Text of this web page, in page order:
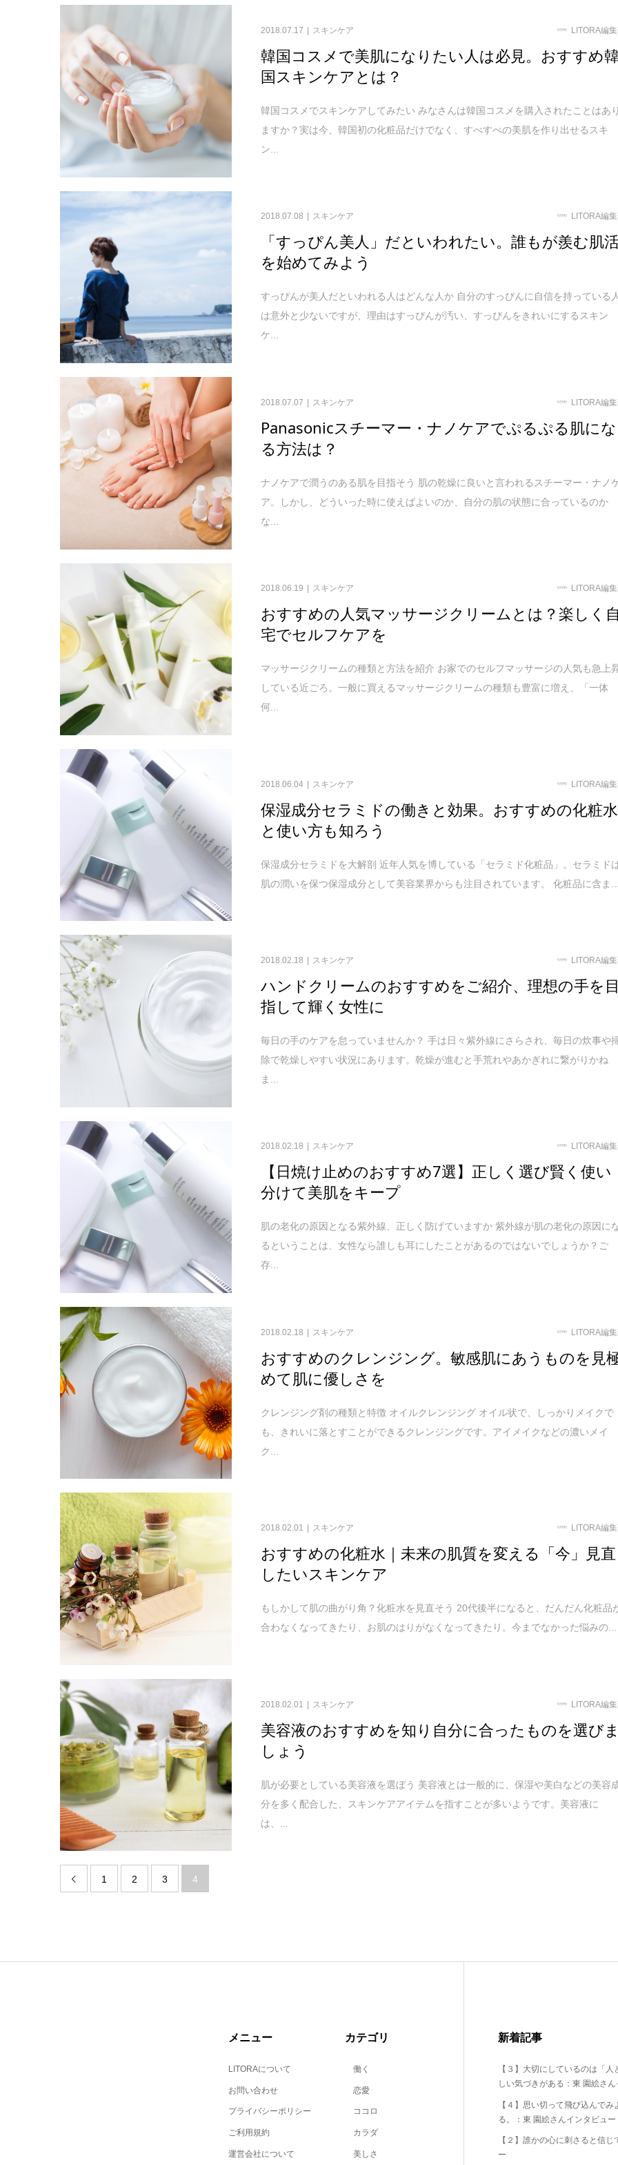
2018.07.17 スキンケア LITORA編
韓国コスメで美肌になりたい人は必見。おすすめ韓
国スキンケアとは？
韓国コスメでスキンケアしてみたい みなさんは韓国コスメを購入されたことはあり
ますか？実は今、韓国初の化粧品だけでなく、すべすべの美肌を作り出せるスキ
ン...
2018.07.08 スキンケア LITORA編
「すっぴん美人」だといわれたい。誰もが羨む肌
を始めてみよう
すっぴんが美人だといわれる人はどんな人か 自分のすっぴんに自信を持っている
は意外と少ないですが、理由はすっぴんが汚い、すっぴんをきれいにするスキン
ケ...
2018.07.07 スキンケア LITORA編
Panasonicスチーマー・ナノケアでぷるぷる肌にな
る方法は？
ナノケアで潤うのある肌を目指そう 肌の乾燥に良いと言われるスチーマー・ナノ
ア。しかし、どういった時に使えばよいのか、自分の肌の状態に合っているのか
な...
2018.06.19 スキンケア LITORA編
おすすめの人気マッサージクリームとは？楽しく自
宅でセルフケアを
マッサージクリームの種類と方法を紹介 お家でのセルフマッサージの人気も急上
している近ごろ。一般に買えるマッサージクリームの種類も豊富に増え、「一体
何...
2018.06.04 スキンケア LITORA編
保湿成分セラミドの働きと効果。おすすめの化粧水
と使い方も知ろう
保湿成分セラミドを大解剖 近年人気を博している「セラミド化粧品」。セラミド
肌の潤いを保つ保湿成分として美容業界からも注目されています。 化粧品に含ま...
2018.02.18 スキンケア LITORA編
ハンドクリームのおすすめをご紹介、理想の手を目
指して輝く女性に
毎日の手のケアを怠っていませんか？ 手は日々紫外線にさらされ、毎日の炊事や
除で乾燥しやすい状況にあります。乾燥が進むと手荒れやあかぎれに繋がりかね
ま...
2018.02.18 スキンケア LITORA編
【日焼け止めのおすすめ7選】正しく選び賢く使い
分けて美肌をキープ
肌の老化の原因となる紫外線、正しく防げていますか 紫外線が肌の老化の原因に
るということは、女性なら誰しも耳にしたことがあるのではないでしょうか？ご
存...
2018.02.18 スキンケア LITORA編
おすすめのクレンジング。敏感肌にあうものを見
めて肌に優しさを
クレンジング剤の種類と特徴 オイルクレンジング オイル状で、しっかりメイクで
も、きれいに落とすことができるクレンジングです。アイメイクなどの濃いメイ
ク...
2018.02.01 スキンケア LITORA編
おすすめの化粧水｜未来の肌質を変える「今」見直
したいスキンケア
もしかして肌の曲がり角？化粧水を見直そう 20代後半になると、だんだん化粧品
合わなくなってきたり、お肌のはりがなくなってきたり。今までなかった悩みの...
2018.02.01 スキンケア LITORA編
美容液のおすすめを知り自分に合ったものを選びま
しょう
肌が必要としている美容液を選ぼう 美容液とは一般的に、保湿や美白などの美容
分を多く配合した、スキンケアアイテムを指すことが多いようです。美容液に
は、...
 1 2 3 4
メニュー
LITORAについて
お問い合わせ
プライバシーポリシー
ご利用規約
運営会社について
カテゴリ
働く
恋愛
ココロ
カラダ
美しさ
新着記事
【３】大切にしているのは「
しい気づきがある：東 園絵さ
【４】思い切って飛び込んで
る。：東 園絵さんインタビュー
【２】誰かの心に刺さると信
ー